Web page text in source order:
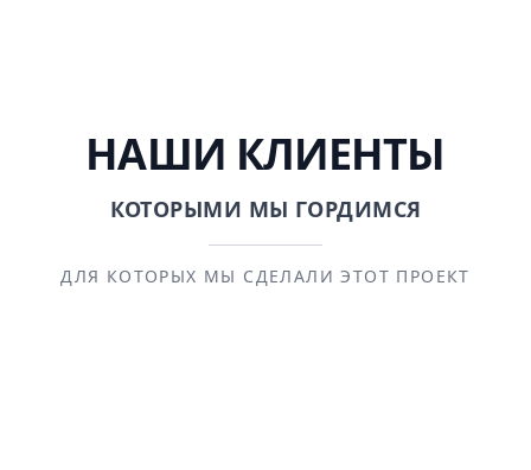
НАШИ КЛИЕНТЫ
КОТОРЫМИ МЫ ГОРДИМСЯ
ДЛЯ КОТОРЫХ МЫ СДЕЛАЛИ ЭТОТ ПРОЕКТ